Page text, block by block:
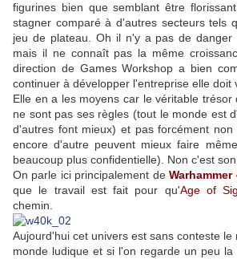
figurines bien que semblant être
stagner comparé à d'autres secteurs tels
jeu de plateau. Oh il n'y a pas de
mais il ne connaît pas la même
direction de Games Workshop a bien
continuer à développer l'entreprise elle doit
Elle en a les moyens car le véritable
ne sont pas ses règles (tout le monde est
d'autres font mieux) et pas forcément
encore d'autre peuvent mieux faire
beaucoup plus confidentielle). Non c'est
On parle ici principalement deWarhammer
que le travail est fait pour qu'Age of
chemin.
Aujourd'hui cet univers est sans conteste
monde ludique et si l'on regarde un peu